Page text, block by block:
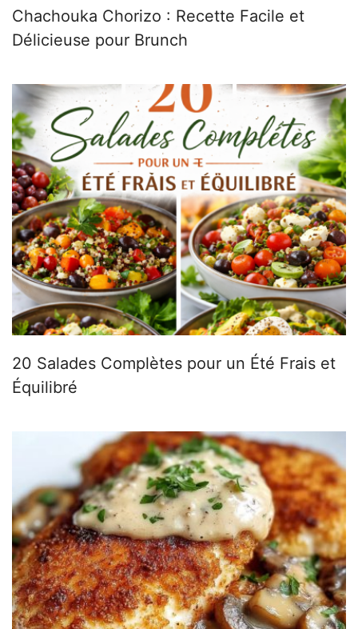
Chachouka Chorizo : Recette Facile et
Délicieuse pour Brunch
20 Salades Complètes pour un Été Frais et
Équilibré